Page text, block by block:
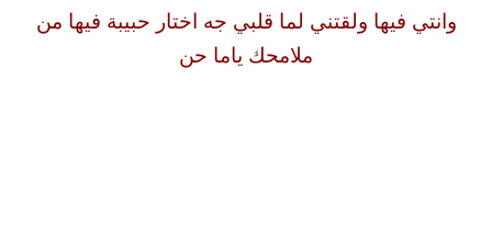
وانتي فيها ولقتني لما قلبي جه اختار حبيبة فيها من
ملامحك ياما حن